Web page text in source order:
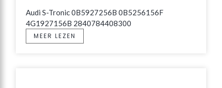
Audi S-Tronic 0B5927256B 0B5256156F
4G1927156B 2840784408300
MEER LEZEN